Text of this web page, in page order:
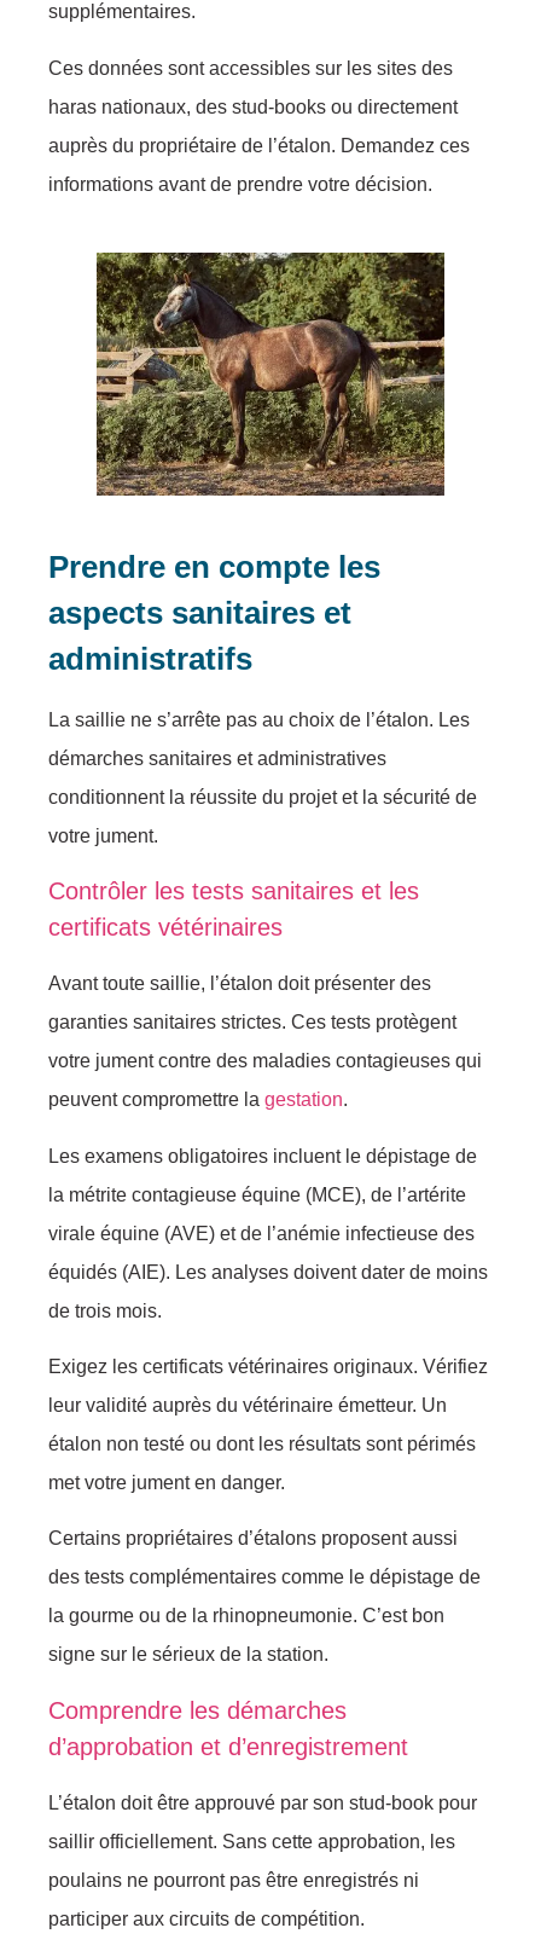
supplémentaires.
Ces données sont accessibles sur les sites des
haras nationaux, des stud-books ou directement
auprès du propriétaire de l’étalon. Demandez ces
informations avant de prendre votre décision.
Prendre en compte les
aspects sanitaires et
administratifs
La saillie ne s’arrête pas au choix de l’étalon. Les
démarches sanitaires et administratives
conditionnent la réussite du projet et la sécurité de
votre jument.
Contrôler les tests sanitaires et les
certificats vétérinaires
Avant toute saillie, l’étalon doit présenter des
garanties sanitaires strictes. Ces tests protègent
votre jument contre des maladies contagieuses qui
peuvent compromettre la gestation.
Les examens obligatoires incluent le dépistage de
la métrite contagieuse équine (MCE), de l’artérite
virale équine (AVE) et de l’anémie infectieuse des
équidés (AIE). Les analyses doivent dater de moins
de trois mois.
Exigez les certificats vétérinaires originaux. Vérifiez
leur validité auprès du vétérinaire émetteur. Un
étalon non testé ou dont les résultats sont périmés
met votre jument en danger.
Certains propriétaires d’étalons proposent aussi
des tests complémentaires comme le dépistage de
la gourme ou de la rhinopneumonie. C’est bon
signe sur le sérieux de la station.
Comprendre les démarches
d’approbation et d’enregistrement
L’étalon doit être approuvé par son stud-book pour
saillir officiellement. Sans cette approbation, les
poulains ne pourront pas être enregistrés ni
participer aux circuits de compétition.